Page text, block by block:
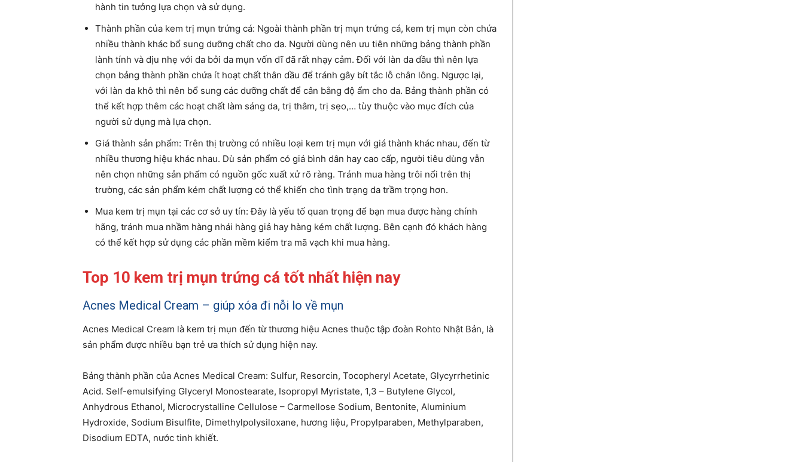
hành tin tưởng lựa chọn và sử dụng.
Thành phần của kem trị mụn trứng cá: Ngoài thành phần trị mụn trứng cá, kem trị mụn còn chứa
nhiều thành khác bổ sung dưỡng chất cho da. Người dùng nên ưu tiên những bảng thành phần
lành tính và dịu nhẹ với da bởi da mụn vốn dĩ đã rất nhạy cảm. Đối với làn da dầu thì nên lựa
chọn bảng thành phần chứa ít hoạt chất thân dầu để tránh gây bít tắc lỗ chân lông. Ngược lại,
với làn da khô thì nên bổ sung các dưỡng chất để cân bằng độ ẩm cho da. Bảng thành phần có
thể kết hợp thêm các hoạt chất làm sáng da, trị thâm, trị sẹo,… tùy thuộc vào mục đích của
người sử dụng mà lựa chọn.
Giá thành sản phẩm: Trên thị trường có nhiều loại kem trị mụn với giá thành khác nhau, đến từ
nhiều thương hiệu khác nhau. Dù sản phẩm có giá bình dân hay cao cấp, người tiêu dùng vẫn
nên chọn những sản phẩm có nguồn gốc xuất xử rõ ràng. Tránh mua hàng trôi nổi trên thị
trường, các sản phẩm kém chất lượng có thể khiến cho tình trạng da trầm trọng hơn.
Mua kem trị mụn tại các cơ sở uy tín: Đây là yếu tố quan trọng để bạn mua được hàng chính
hãng, tránh mua nhầm hàng nhái hàng giả hay hàng kém chất lượng. Bên cạnh đó khách hàng
có thể kết hợp sử dụng các phần mềm kiểm tra mã vạch khi mua hàng.
Top 10 kem trị mụn trứng cá tốt nhất hiện nay
Acnes Medical Cream – giúp xóa đi nỗi lo về mụn
Acnes Medical Cream là kem trị mụn đến từ thương hiệu Acnes thuộc tập đoàn Rohto Nhật Bản, là
sản phẩm được nhiều bạn trẻ ưa thích sử dụng hiện nay.
Bảng thành phần của Acnes Medical Cream: Sulfur, Resorcin, Tocopheryl Acetate, Glycyrrhetinic
Acid. Self-emulsifying Glyceryl Monostearate, Isopropyl Myristate, 1,3 – Butylene Glycol,
Anhydrous Ethanol, Microcrystalline Cellulose – Carmellose Sodium, Bentonite, Aluminium
Hydroxide, Sodium Bisulfite, Dimethylpolysiloxane, hương liệu, Propylparaben, Methylparaben,
Disodium EDTA, nước tinh khiết.